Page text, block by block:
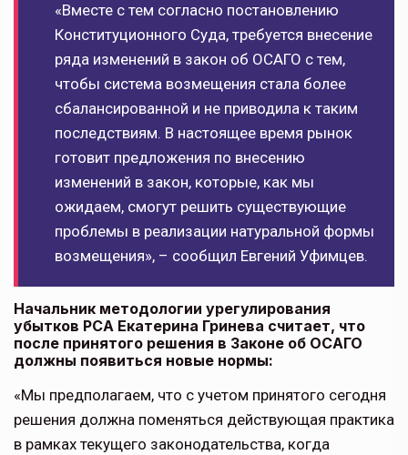
«Вместе с тем согласно постановлению
Конституционного Суда, требуется внесение
ряда изменений в закон об ОСАГО с тем,
чтобы система возмещения стала более
сбалансированной и не приводила к таким
последствиям. В настоящее время рынок
готовит предложения по внесению
изменений в закон, которые, как мы
ожидаем, смогут решить существующие
проблемы в реализации натуральной формы
возмещения», – сообщил Евгений Уфимцев.
Начальник методологии урегулирования
убытков РСА Екатерина Гринева считает, что
после принятого решения в Законе об ОСАГО
должны появиться новые нормы:
«Мы предполагаем, что с учетом принятого сегодня
решения должна поменяться действующая практика
в рамках текущего законодательства, когда